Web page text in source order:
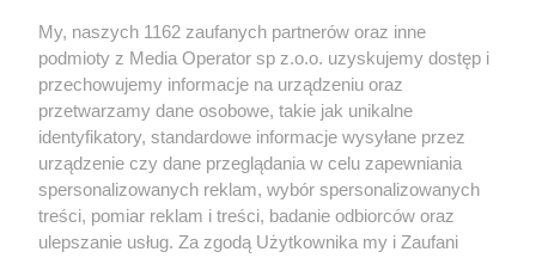
Wydawca mediówlokalnych
Nie zapomnij
zapoznać się z:
polityką prywatności regulamin korzystania z portali
Twojemiasto Skontaktuj się z nami
My, naszych 1162 zaufanych partnerów oraz inne
podmioty z Media Operator sp z.o.o. uzyskujemy dostęp i
przechowujemy informacje na urządzeniu oraz
przetwarzamy dane osobowe, takie jak unikalne
identyfikatory, standardowe informacje wysyłane przez
urządzenie czy dane przeglądania w celu zapewniania
spersonalizowanych reklam, wybór spersonalizowanych
treści, pomiar reklam i treści, badanie odbiorców oraz
ulepszanie usług. Za zgodą Użytkownika my i Zaufani